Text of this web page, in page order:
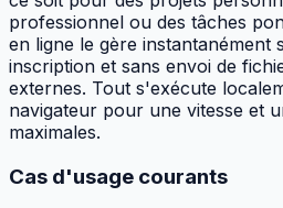
professionnel ou des tâches
en ligne le gère instantanément
inscription et sans envoi de
externes. Tout s'exécute
navigateur pour une vitesse et
maximales.
Cas d'usage courants